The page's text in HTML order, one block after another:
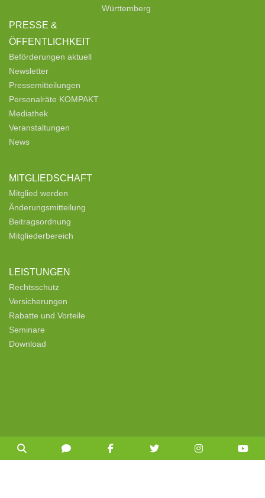
PRESSE &
ÖFFENTLICHKEIT
Beförderungen aktuell
Newsletter
Pressemitteilungen
Personalräte KOMPAKT
Mediathek
Veranstaltungen
News
MITGLIEDSCHAFT
Mitglied werden
Änderungsmitteilung
Beitragsordnung
Mitgliederbereich
LEISTUNGEN
Rechtsschutz
Versicherungen
Rabatte und Vorteile
Seminare
Download
Württemberg